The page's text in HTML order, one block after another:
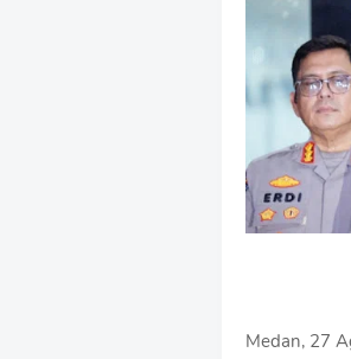
Medan, 27